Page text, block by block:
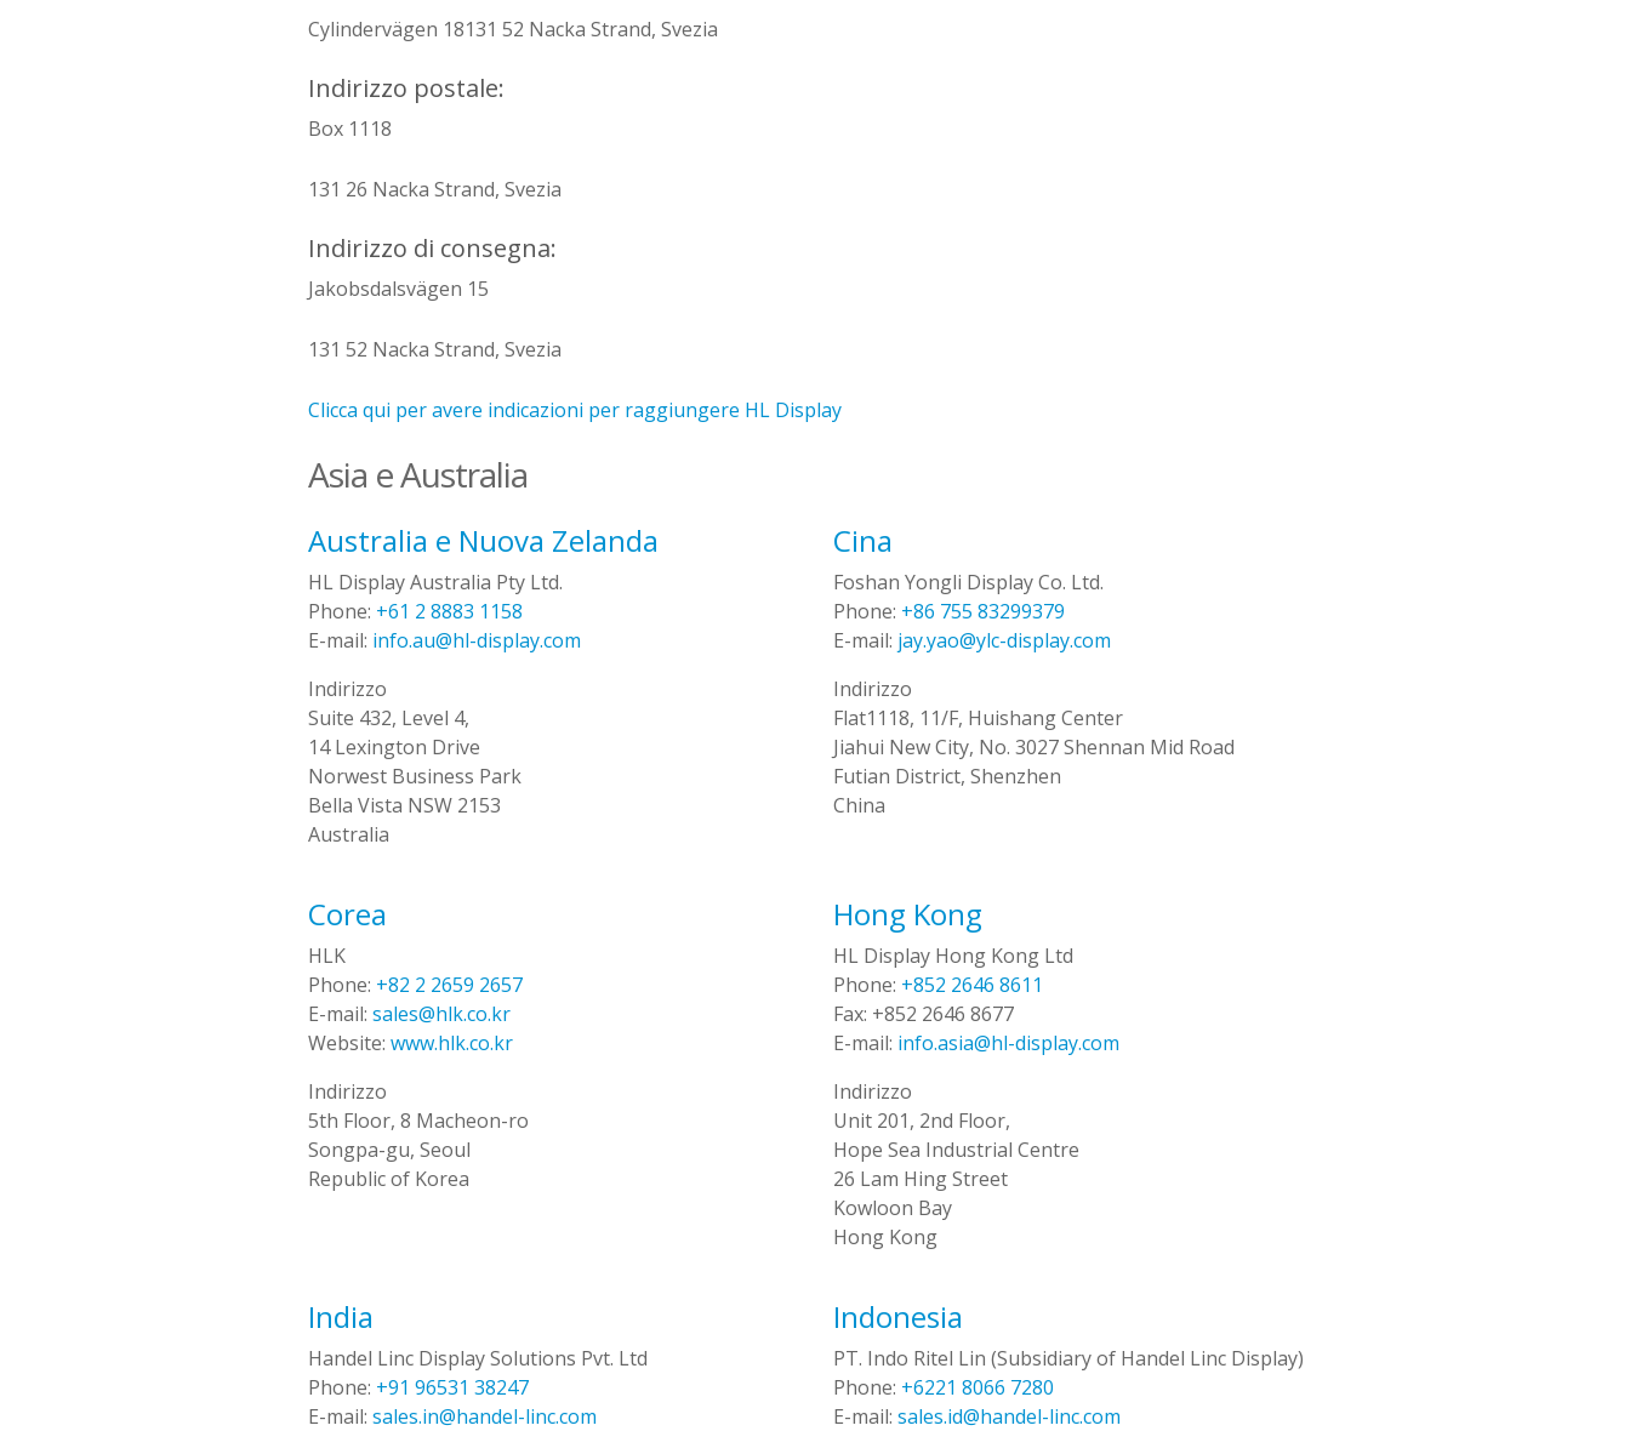
Cylindervägen 18131 52 Nacka Strand, Svezia
Indirizzo postale:
Box 1118
131 26 Nacka Strand, Svezia
Indirizzo di consegna:
Jakobsdalsvägen 15
131 52 Nacka Strand, Svezia
Clicca qui peravere indicazioni per raggiungere HL Display
Asia e Australia
Australia e Nuova Zelanda
HL Display Australia Pty Ltd.
Phone: +61 2 8883 1158
E-mail: info.au@hl-display.com
Indirizzo
Suite 432, Level 4,
14 Lexington Drive
Norwest Business Park
Bella Vista NSW 2153
Australia
Cina
Foshan Yongli Display Co. Ltd.
Phone: +86 755 83299379
E-mail: jay.yao@ylc-display.com
Indirizzo
Flat1118, 11/F, Huishang Center
Jiahui New City, No. 3027 Shennan Mid Road
Futian District, Shenzhen
China
Corea
HLK
Phone: +82 2 2659 2657
E-mail: sales@hlk.co.kr
Website: www.hlk.co.kr
Indirizzo
5th Floor, 8 Macheon-ro
Songpa-gu, Seoul
Republic of Korea
Hong Kong
HL Display Hong Kong Ltd
Phone: +852 2646 8611
Fax: +852 2646 8677
E-mail: info.asia@hl-display.com
Indirizzo
Unit 201, 2nd Floor,
Hope Sea Industrial Centre
26 Lam Hing Street
Kowloon Bay
Hong Kong
India
Handel Linc Display Solutions Pvt. Ltd
Phone: +91 96531 38247
E-mail: sales.in@handel-linc.com
Indonesia
PT. Indo Ritel Lin (Subsidiary of Handel Linc Display)
Phone: +6221 8066 7280
E-mail: sales.id@handel-linc.com